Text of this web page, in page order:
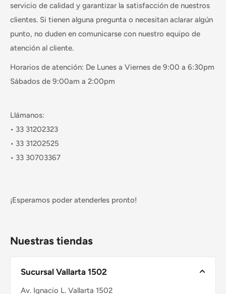
servicio de calidad y garantizar la satisfacción de nuestros
clientes. Si tienen alguna pregunta o necesitan aclarar algún
punto, no duden en comunicarse con nuestro equipo de
atención al cliente.
Horarios de atención: De Lunes a Viernes de 9:00 a 6:30pm
Sábados de 9:00am a 2:00pm
Llámanos:
• 33 31202323
• 33 31202525
• 33 30703367
¡Esperamos poder atenderles pronto!
Nuestras tiendas
Sucursal Vallarta 1502
Av. Ignacio L. Vallarta 1502